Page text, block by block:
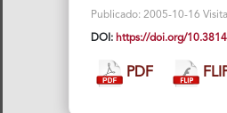
Publicado: 2005-10-16
DOI: https://doi.org/
PDF